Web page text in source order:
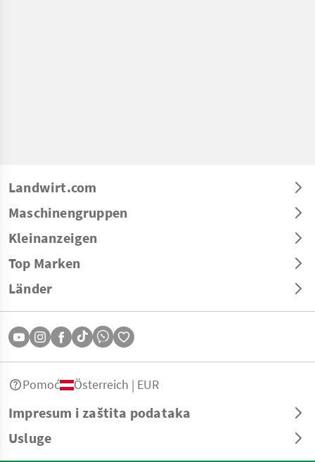
Landwirt.com
Maschinengruppen
Kleinanzeigen
Top Marken
Länder
Impresum i zaštita podataka
Usluge
Pomoć Österreich | EUR